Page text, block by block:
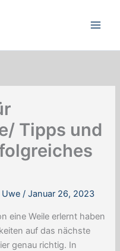
Tipps und
Uwe/Januar 26, 2023
eine Weile erlernt haben
auf das nächste
genau richtig. In